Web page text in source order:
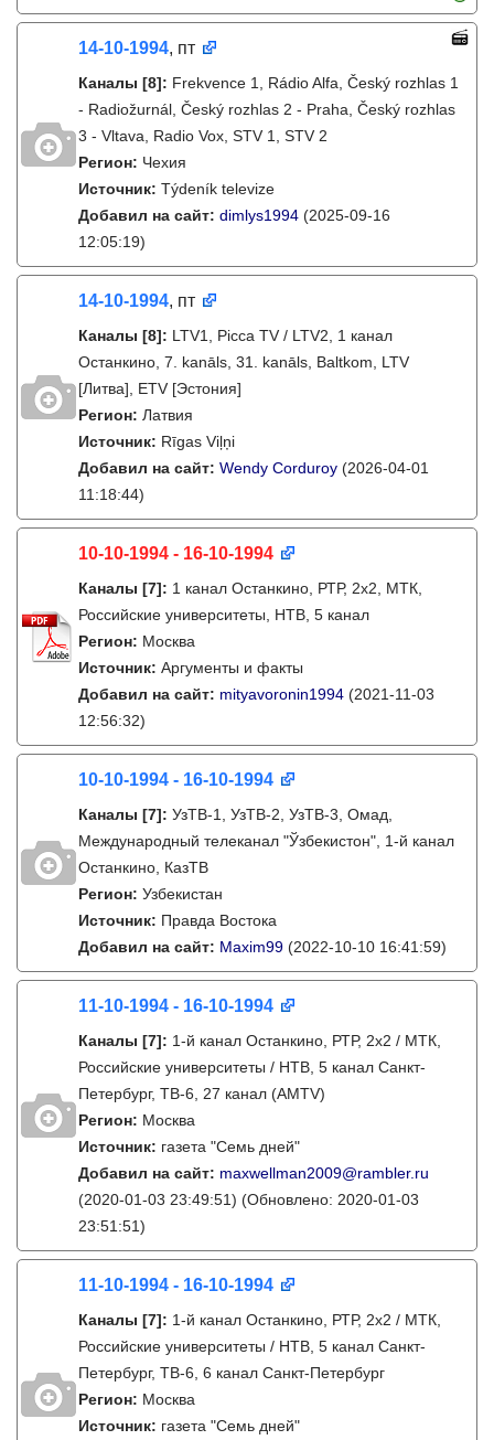
14-10-1994, пт
Каналы [8]: Frekvence 1, Rádio Alfa, Český rozhlas 1
- Radiožurnál, Český rozhlas 2 - Praha, Český rozhlas
3 - Vltava, Radio Vox, STV 1, STV 2
Регион: Чехия
Источник: Týdeník televize
Добавил на сайт: dimlys1994 (2025-09-16
12:05:19)
14-10-1994, пт
Каналы [8]: LTV1, Picca TV / LTV2, 1 канал
Останкино, 7. kanāls, 31. kanāls, Baltkom, LTV
[Литва], ETV [Эстония]
Регион: Латвия
Источник: Rīgas Viļņi
Добавил на сайт: Wendy Corduroy (2026-04-01
11:18:44)
10-10-1994 - 16-10-1994
Каналы [7]: 1 канал Останкино, РТР, 2х2, МТК,
Российские университеты, НТВ, 5 канал
Регион: Москва
Источник: Аргументы и факты
Добавил на сайт: mityavoronin1994 (2021-11-03
12:56:32)
10-10-1994 - 16-10-1994
Каналы [7]: УзТВ-1, УзТВ-2, УзТВ-3, Омад,
Международный телеканал "Ўзбекистон", 1-й канал
Останкино, КазТВ
Регион: Узбекистан
Источник: Правда Востока
Добавил на сайт: Maxim99 (2022-10-10 16:41:59)
11-10-1994 - 16-10-1994
Каналы [7]: 1-й канал Останкино, РТР, 2х2 / МТК,
Российские университеты / НТВ, 5 канал Санкт-
Петербург, ТВ-6, 27 канал (AMTV)
Регион: Москва
Источник: газета "Семь дней"
Добавил на сайт: maxwellman2009@rambler.ru
(2020-01-03 23:49:51) (Обновлено: 2020-01-03
23:51:51)
11-10-1994 - 16-10-1994
Каналы [7]: 1-й канал Останкино, РТР, 2х2 / МТК,
Российские университеты / НТВ, 5 канал Санкт-
Петербург, ТВ-6, 6 канал Санкт-Петербург
Регион: Москва
Источник: газета "Семь дней"